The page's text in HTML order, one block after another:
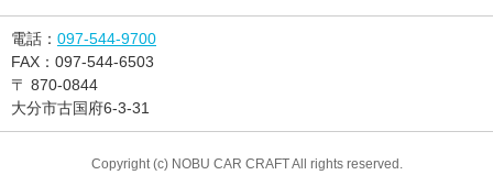
電話： 097-544-9700
FAX： 097-544-6503
〒 870-0844
大分市古国府6-3-31
Copyright (c) NOBU CAR CRAFT All rights reserved.